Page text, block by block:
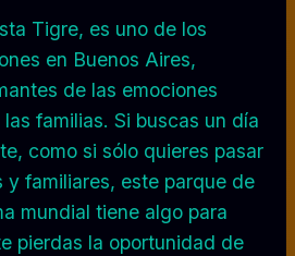
Tigre, es uno de los
en Buenos Aires,
de las emociones
familias. Si buscas un día
como si sólo quieres pasar
y familiares, este parque de
mundial tiene algo para
pierdas la oportunidad de